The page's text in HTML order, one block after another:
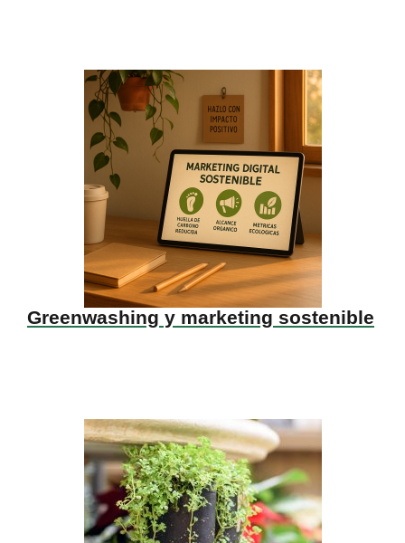
Greenwashing y marketing sostenible